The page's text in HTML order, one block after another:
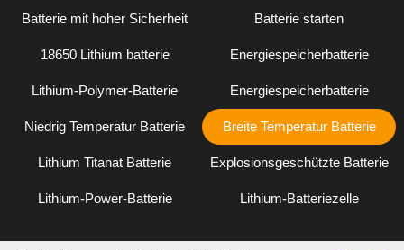
Batterie mit hoher Sicherheit Batterie starten
18650 Lithium batterie Energiespeicherbatterie
Lithium-Polymer-Batterie Energiespeicherbatterie
Niedrig Temperatur Batterie Breite Temperatur Batterie
Lithium Titanat Batterie Explosionsgeschützte Batterie
Lithium-Power-Batterie Lithium-Batteriezelle